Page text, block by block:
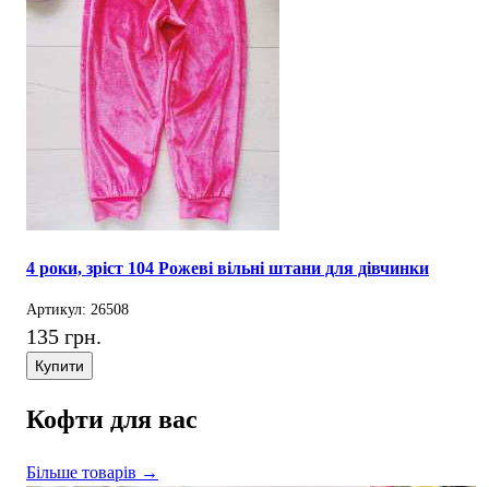
4 роки, зріст 104 Рожеві вільні штани для дівчинки
Артикул: 26508
135 грн.
Купити
Кофти для вас
Більше товарів →